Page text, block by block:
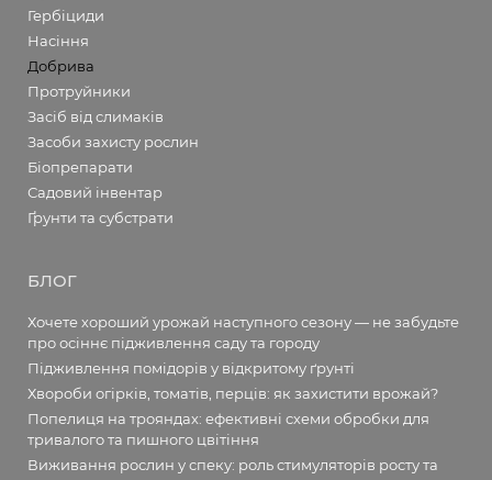
Гербіциди
Насіння
Добрива
Протруйники
Засіб від слимаків
Засоби захисту рослин
Біопрепарати
Садовий інвентар
Ґрунти та субстрати
БЛОГ
Хочете хороший урожай наступного сезону — не забудьте
про осіннє підживлення саду та городу
Підживлення помідорів у відкритому ґрунті
Хвороби огірків, томатів, перців: як захистити врожай?
Попелиця на трояндах: ефективні схеми обробки для
тривалого та пишного цвітіння
Виживання рослин у спеку: роль стимуляторів росту та